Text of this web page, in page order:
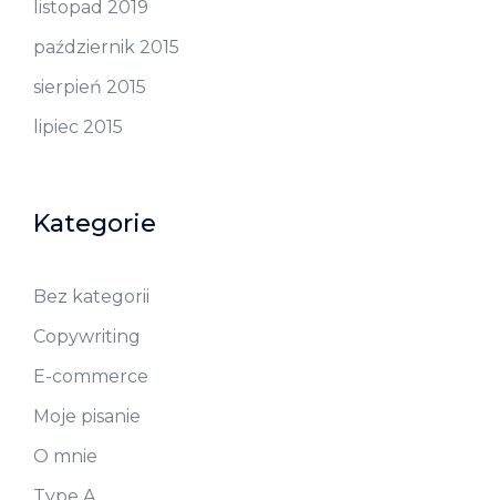
listopad 2019
październik 2015
sierpień 2015
lipiec 2015
Kategorie
Bez kategorii
Copywriting
E-commerce
Moje pisanie
O mnie